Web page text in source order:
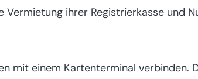
ihrer Registrierkasse und
mit einem Kartenterminal verbinden.